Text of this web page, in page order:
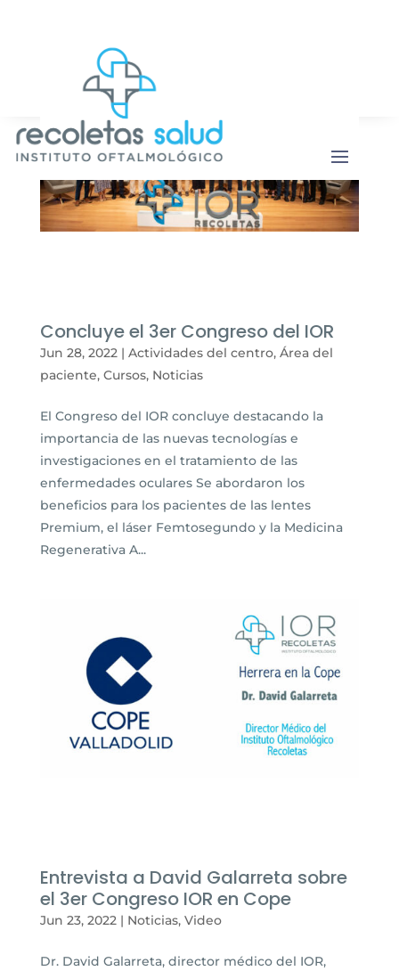
Concluye el 3er Congreso del IOR
Jun 28, 2022 | Actividades del centro, Área del
paciente, Cursos, Noticias
El Congreso del IOR concluye destacando la
importancia de las nuevas tecnologías e
investigaciones en el tratamiento de las
enfermedades oculares Se abordaron los
beneficios para los pacientes de las lentes
Premium, el láser Femtosegundo y la Medicina
Regenerativa A...
Entrevista a David Galarreta sobre
el 3er Congreso IOR en Cope
Jun 23, 2022| Noticias, Video
Dr. David Galarreta, director médico del IOR,